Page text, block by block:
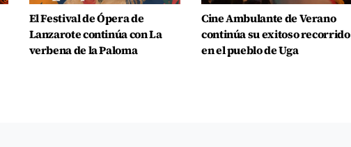
El Festival de Ópera de
Lanzarote continúa con La
verbena de la Paloma
Cine Ambulante de Verano
continúa su exitoso recorrido
en el pueblo de Uga